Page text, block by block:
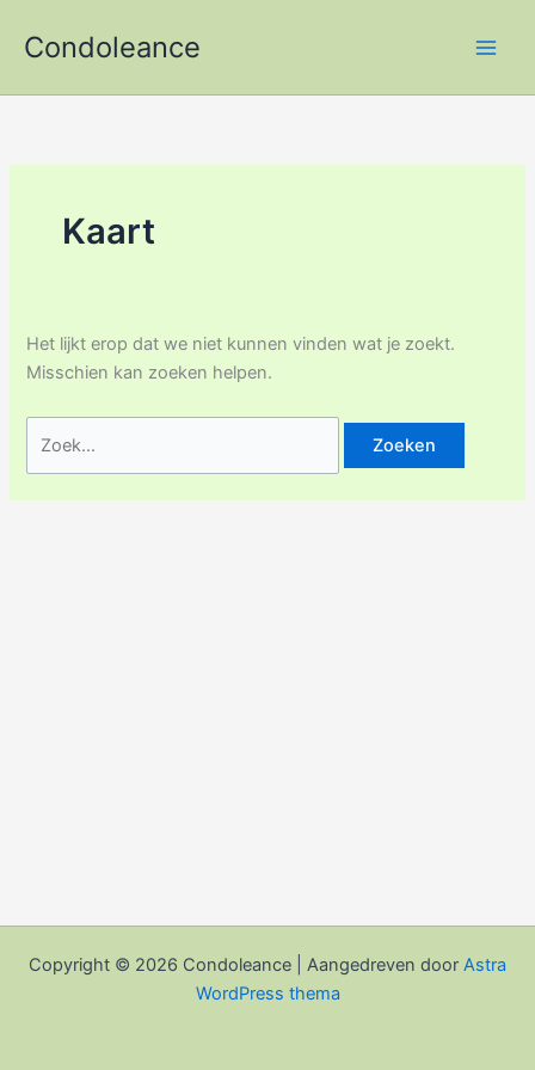
naar
inhoud
Condoleance
Kaart
Het lijkt erop dat we niet kunnen vinden wat je zoekt.
Misschien kan zoeken helpen.
naar:
Copyright © 2026 Condoleance | Aangedreven door Astra
WordPress thema